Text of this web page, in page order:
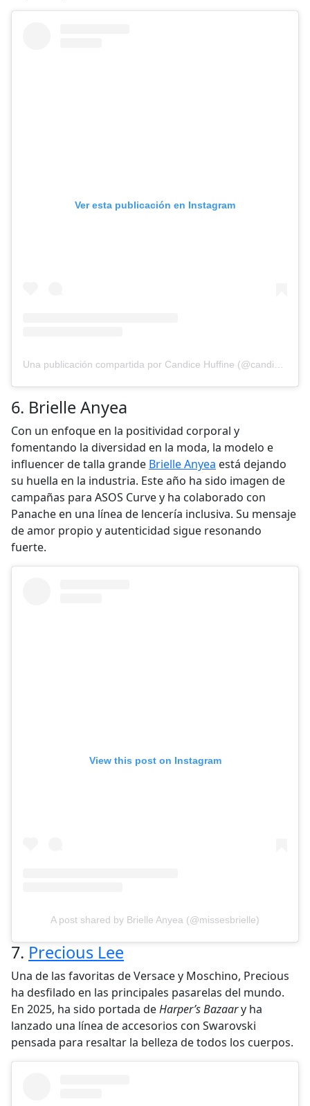
Ver esta publicación en Instagram
6. Brielle Anyea
Con un enfoque en la positividad corporal y
fomentando la diversidad en la moda, la modelo e
influencer de talla grande Brielle Anyea está dejando
su huella en la industria. Este año ha sido imagen de
campañas para ASOS Curve y ha colaborado con
Panache en una línea de lencería inclusiva. Su mensaje
de amor propio y autenticidad sigue resonando
fuerte.
View this post on Instagram
A post shared by Brielle Anyea (@missesbrielle)
7. Precious Lee
Una de las favoritas de Versace y Moschino, Precious
ha desfilado en las principales pasarelas del mundo.
En 2025, ha sido portada deHarper’s Bazaary ha
lanzado una línea de accesorios con Swarovski
pensada para resaltar la belleza de todos los cuerpos.